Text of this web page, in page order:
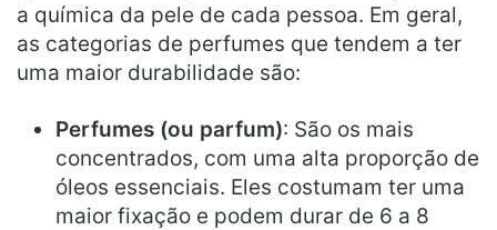
a química da pele de cada pessoa. Em geral,
as categorias de perfumes que tendem a ter
uma maior durabilidade são:
Perfumes (ou parfum): São os mais
concentrados, com uma alta proporção de
óleos essenciais. Eles costumam ter uma
maior fixação e podem durar de 6 a 8